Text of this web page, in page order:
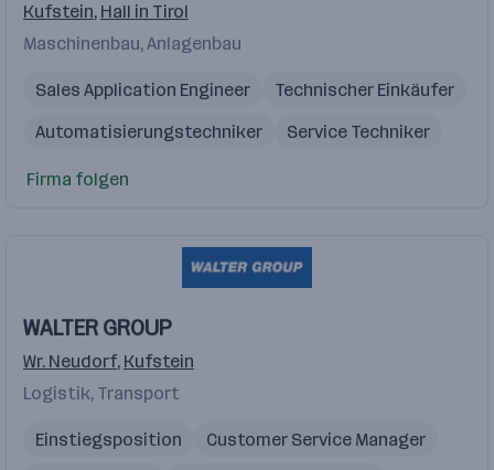
Kufstein, Hall in Tirol
Maschinenbau, Anlagenbau
Sales Application Engineer
Technischer Einkäufer
Automatisierungstechniker
Service Techniker
Konstrukteur
Firma folgen
WALTER GROUP
Wr. Neudorf, Kufstein
Logistik, Transport
Einstiegsposition
Customer Service Manager